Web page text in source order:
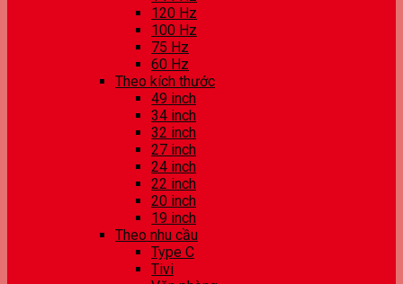
120 Hz
100 Hz
75 Hz
60 Hz
Theo kích thước
49 inch
34 inch
32 inch
27 inch
24 inch
22 inch
20 inch
19 inch
Theo nhu cầu
Type C
Tivi